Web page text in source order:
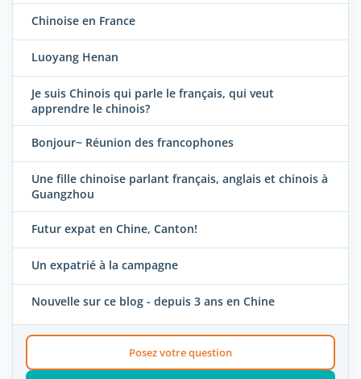
Chinoise en France
Luoyang Henan
Je suis Chinois qui parle le français, qui veut
apprendre le chinois?
Bonjour~ Réunion des francophones
Une fille chinoise parlant français, anglais et chinois à
Guangzhou
Futur expat en Chine, Canton!
Un expatrié à la campagne
Nouvelle sur ce blog - depuis 3 ans en Chine
Posez votre question